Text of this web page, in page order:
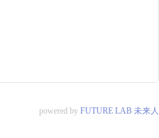
powered by FUTURE LAB 未来人